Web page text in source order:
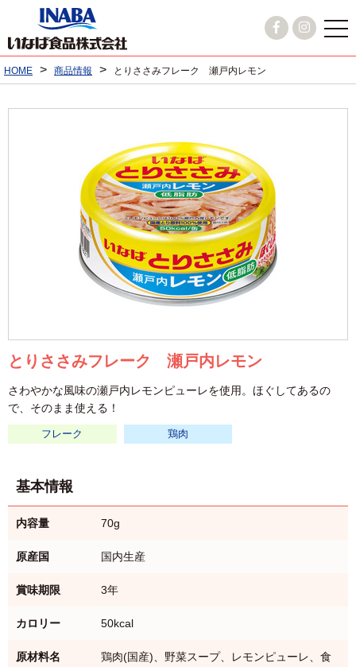
HOME > 商品情報 > とりささみフレーク 瀬戸内レモン
とりささみフレーク 瀬戸内レモン
さわやかな風味の瀬戸内レモンピューレを使用。ほぐしてあるの
で、そのまま使える！
フレーク 鶏肉
基本情報
内容量 70g
原産国 国内生産
賞味期限 3年
カロリー 50kcal
原材料名
鶏肉(国産)、野菜スープ、レモンピューレ、食